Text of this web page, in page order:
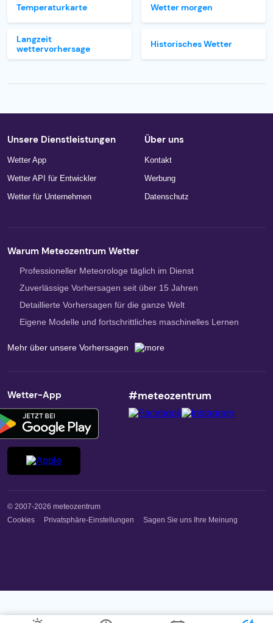
Temperaturkarte
Langzeit
wettervorhersage
Wetter morgen
Historisches Wetter
Unsere Dienstleistungen
Wetter App
Wetter API für Entwickler
Wetter für Unternehmen
Über uns
Kontakt
Werbung
Datenschutz
Warum Meteozentrum Wetter
Professioneller Meteorologe täglich im Dienst
Zuverlässige Vorhersagen seit über 15 Jahren
Detaillierte Vorhersagen für die ganze Welt
Eigene Modelle und fortschrittliches maschinelles Lernen
Mehr über unsere Vorhersagen
Wetter-App #meteozentrum
© 2007-2026 meteozentrum
Cookies
Privatsphäre-Einstellungen Sagen Sie uns Ihre Meinung